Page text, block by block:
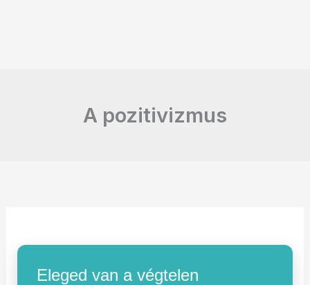
A pozitivizmus
Eleged van a végtelen